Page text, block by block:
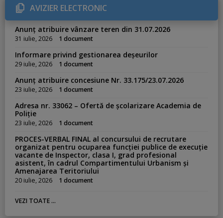
r
i
e
s
AVIZIER ELECTRONIC
Anunț atribuire vânzare teren din 31.07.2026
31 iulie, 2026 1 document
Informare privind gestionarea deșeurilor
29 iulie, 2026 1 document
Anunț atribuire concesiune Nr. 33.175/23.07.2026
23 iulie, 2026 1 document
Adresa nr. 33062 – Ofertă de școlarizare Academia de
Poliție
23 iulie, 2026 1 document
PROCES-VERBAL FINAL al concursului de recrutare
organizat pentru ocuparea funcției publice de execuție
vacante de Inspector, clasa I, grad profesional
asistent, în cadrul Compartimentului Urbanism și
Amenajarea Teritoriului
20 iulie, 2026 1 document
VEZI TOATE ...